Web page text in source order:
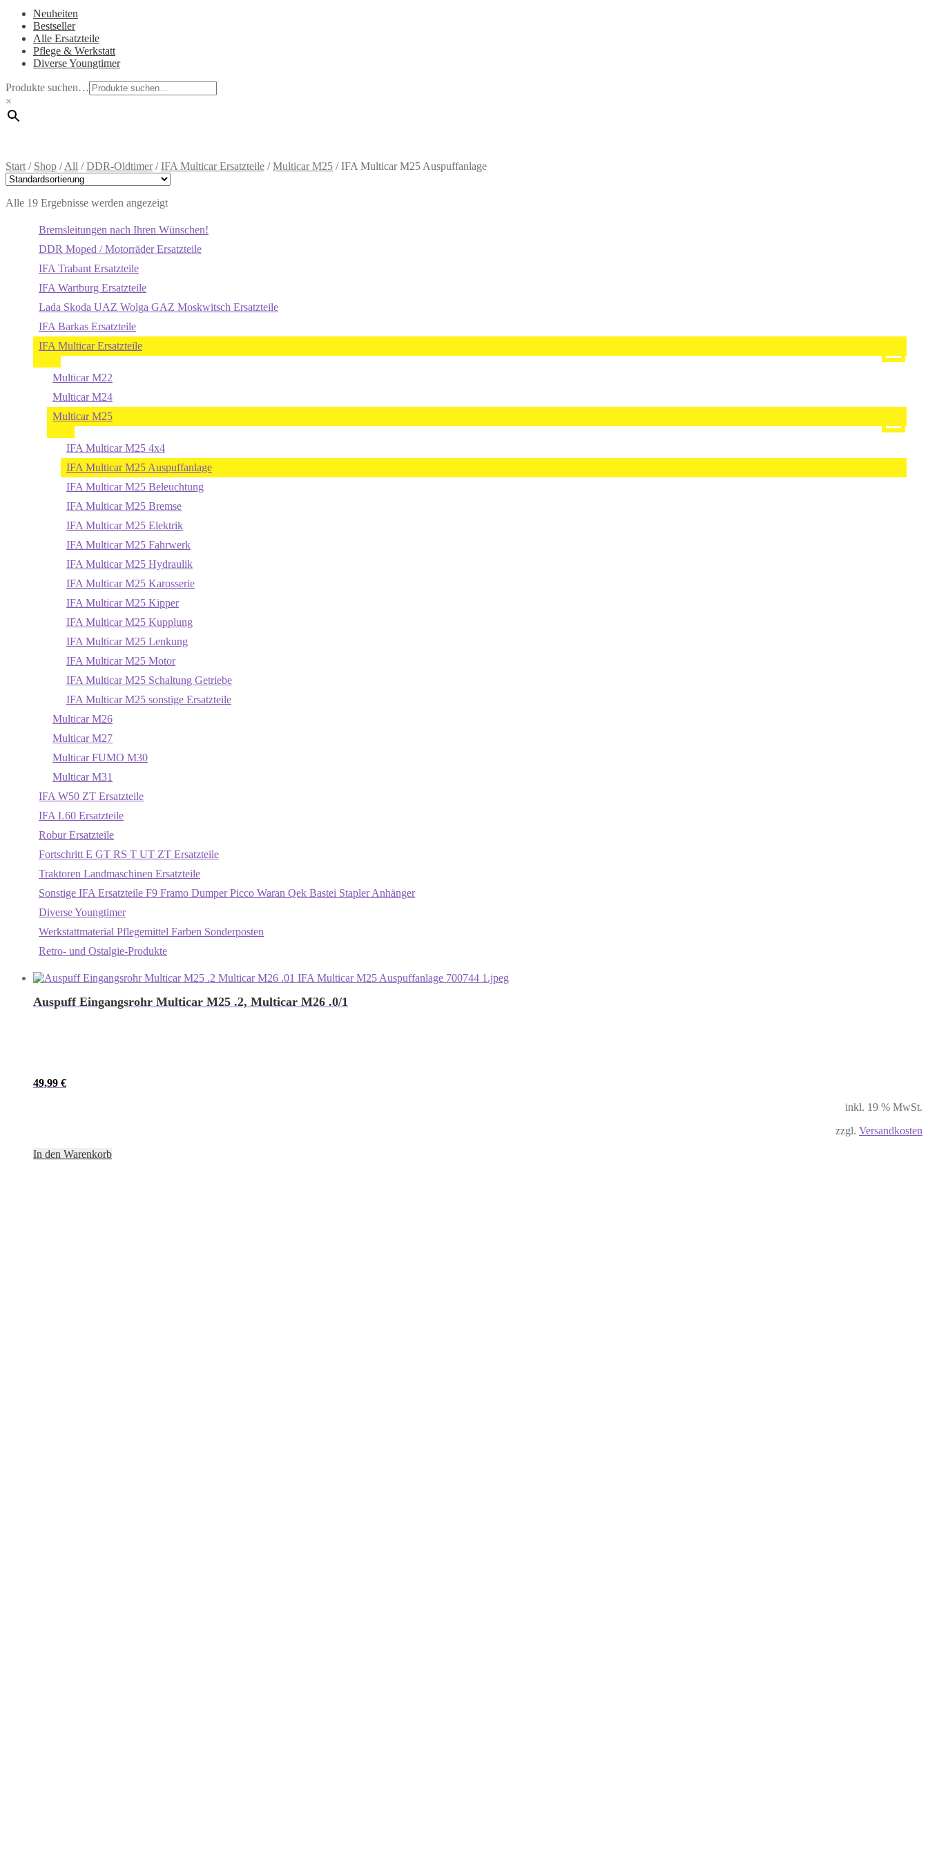
Neuheiten
Bestseller
Alle Ersatzteile
Pflege & Werkstatt
Diverse Youngtimer
Produkte suchen…
×
Start / Shop /All /DDR-Oldtimer/IFA Multicar Ersatzteile /Multicar M25 /IFA Multicar M25 Auspuffanlage
Alle 19 Ergebnisse werden angezeigt
Bremsleitungen nach Ihren Wünschen!
DDR Moped / Motorräder Ersatzteile
IFA Trabant Ersatzteile
IFA Wartburg Ersatzteile
Lada Skoda UAZ Wolga GAZ Moskwitsch Ersatzteile
IFA Barkas Ersatzteile
IFA Multicar Ersatzteile
Multicar M22
Multicar M24
Multicar M25
IFA Multicar M25 4x4
IFA Multicar M25 Auspuffanlage
IFA Multicar M25 Beleuchtung
IFA Multicar M25 Bremse
IFA Multicar M25 Elektrik
IFA Multicar M25 Fahrwerk
IFA Multicar M25 Hydraulik
IFA Multicar M25 Karosserie
IFA Multicar M25 Kipper
IFA Multicar M25 Kupplung
IFA Multicar M25 Lenkung
IFA Multicar M25 Motor
IFA Multicar M25 Schaltung Getriebe
IFA Multicar M25 sonstige Ersatzteile
Multicar M26
Multicar M27
Multicar FUMO M30
Multicar M31
IFA W50 ZT Ersatzteile
IFA L60 Ersatzteile
Robur Ersatzteile
Fortschritt E GT RS T UT ZT Ersatzteile
Traktoren Landmaschinen Ersatzteile
Sonstige IFA Ersatzteile F9 Framo Dumper Picco Waran Qek Bastei Stapler Anhänger
Diverse Youngtimer
Werkstattmaterial Pflegemittel Farben Sonderposten
Retro- und Ostalgie-Produkte
Auspuff Eingangsrohr Multicar M25 .2, Multicar M26 .0/1
49,99 €
inkl. 19 % MwSt.
zzgl. Versandkosten
In den Warenkorb